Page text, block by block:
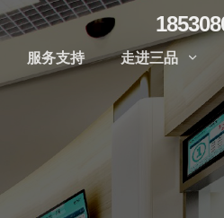
服务支持 走进三品 